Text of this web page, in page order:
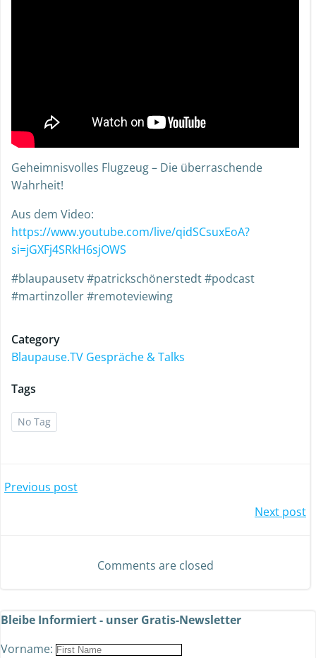
Geheimnisvolles Flugzeug – Die überraschende
Wahrheit!
Aus dem Video:
https://www.youtube.com/live/qidSCsuxEoA?
si=jGXFj4SRkH6sjOWS
#blaupausetv #patrickschönerstedt #podcast
#martinzoller #remoteviewing
Category
Blaupause.TV Gespräche & Talks
Tags
No Tag
Previous post
Next post
Comments are closed
Bleibe Informiert - unser Gratis-Newsletter
Vorname: